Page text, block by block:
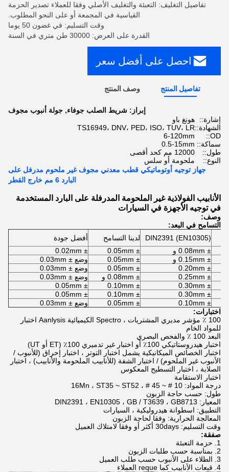
تفاصيل التغليف: التعبئة والتغليف الأصلي وفقا للعملاء تصدير الحزمة
القياسية في المجمعة أو على النحو المطلوب.
وقت التسليم: في غضون 50 يوما
القدرة على العرض: 30000 طن متري في السنة
احصل على أفضل سعر
تفاصيل المنتج وصف المنتج
إبراز: شريط الصلب جوفاء, جولة أنبوب مجوف
إشارة::
هونغ باو
الشهادة::TS16949، DNV، PED، ISO، TUV، LR
OD::
6-120mm
سماكة:: 0.5-15mm
طول::
12000 مم كحد أقصى
النوع::
ملحومة أو سلس
جهاز توجيه أوتوماتيكي قطب معدني مجوف غير ملحوم مدرفل على
البارد 6 مم خارج القطر
الأنابيب الفولاذية غير الملحومة المدرفلة على البارد المستخدمة
في توجيه الأجهزة في السيارات
وصف:
التسامح في البعد:
DIN2391 (EN10305)
لدينا التسامح
أفضل جودة
± 0.08mm و
± 0.05mm
± 0.02mm
± 0.15mm و
± 0.05mm
وضع ± 0.03mm
± 0.20mm
± 0.05mm
وضع ± 0.03mm
± 0.25mm
± 0.08mm و
وضع ± 0.03mm
± 0.30mm
± 0.10mm
± 0.05mm
± 0.30mm
± 0.10mm
± 0.05mm
± 0.10mm
± 0.05mm
وضع ± 0.03mm
اختبارات:
100 ٪ مؤشر مديري المشتريات ، Spectro الكيميائية Aanlysis اختبار
للمواد الخام
البعد 100 ٪ والفحص البصري
اختبار هيدروستاتيكي 100٪ أو اختبار غير تدميري 100٪ (ET أو UT)
اختبار الخصائص الميكانيكية يشمل اختبار التوتر ، اختبار إحراق (للأنبوب /
الأنبوب غير الملحوم) / اختبار الشفة (للأنابيب الملحومة والأنابيب) ، اختبار
الصلابة ، اختبار التسطيح المعكوس
اختبار الاستقامة
درجة المواد: 10 # ~ 45 # ، 16Mn ، ST35 ~ ST52
طول: حسب حاجة الزبون
المعيار: DIN2391 ، EN10305 ، GB / T3639 ، GB8713
التطبيق: اسطوانة هيدروليكية ، السيارات
المعالجة الحرارية: وفقا لحاجة الزبون
وقت التسليم: 30days أكثر أو وفقا لامتلاك العميل
صفقة:
1. حزمة التعبئة
2. بمناسبة حسب طلبات الزبون
3. الطلاء على الأنبوب حسب طلب العميل
4. قبعات الأنابيب كما reque العملاء